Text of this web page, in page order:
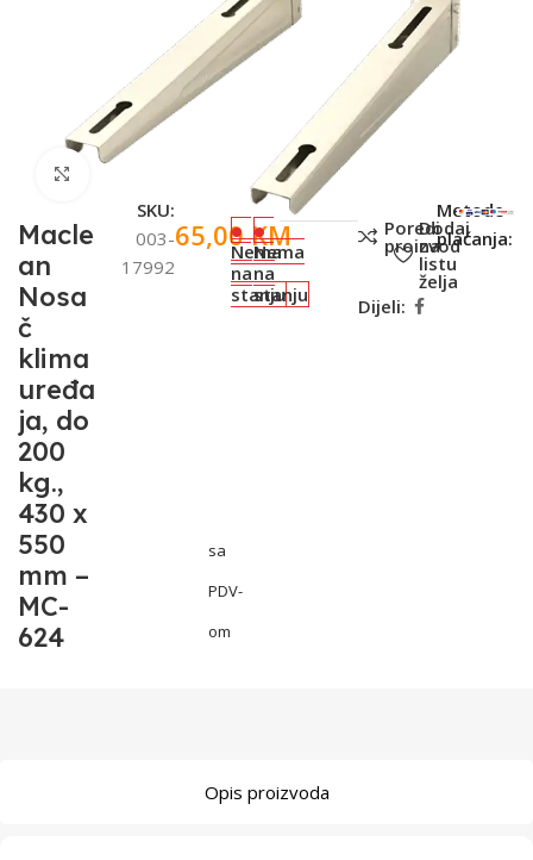
Macle
an
Nosa
č
klima
uređa
ja, do
200
kg.,
430 x
550
mm –
MC-
624
SKU:
003-
17992
65,00KM
sa
PDV-
om
Nema
na
stanju
Nema
na
stanju
Poredi
proizvod
Dodaj
na
listu
želja
Dijeli:
Metode
plaćanja:
Opis proizvoda